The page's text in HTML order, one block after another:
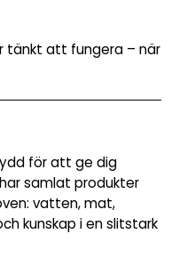
tänkt att fungera – när
för att ge dig
samlat produkter
vatten, mat,
kunskap i en slitstark